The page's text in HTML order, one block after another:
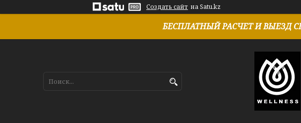
Создать сайт на Satu.kz
БЕСПЛАТНЫЙ РАСЧЕТ И ВЫЕЗД